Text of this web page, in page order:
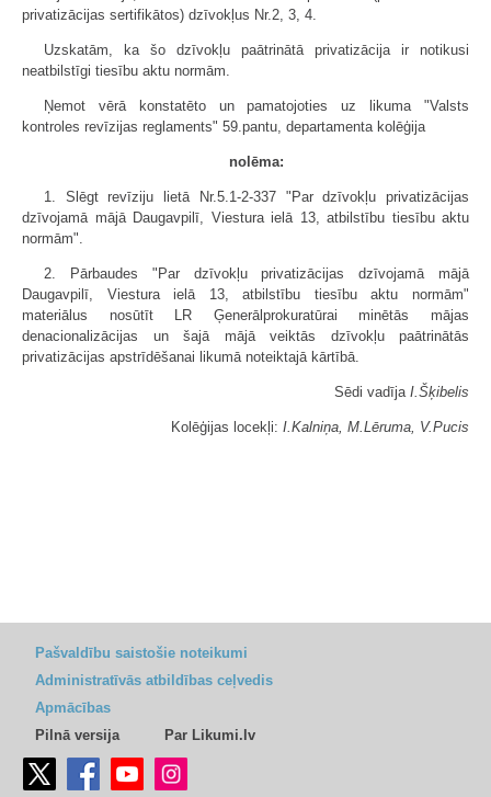
privatizācijas sertifikātos) dzīvokļus Nr.2, 3, 4.
Uzskatām, ka šo dzīvokļu paātrinātā privatizācija ir notikusi
neatbilstīgi tiesību aktu normām.
Ņemot vērā konstatēto un pamatojoties uz likuma "Valsts
kontroles revīzijas reglaments" 59.pantu, departamenta kolēģija
nolēma:
1. Slēgt revīziju lietā Nr.5.1-2-337 "Par dzīvokļu privatizācijas
dzīvojamā mājā Daugavpilī, Viestura ielā 13, atbilstību tiesību aktu
normām".
2. Pārbaudes "Par dzīvokļu privatizācijas dzīvojamā mājā
Daugavpilī, Viestura ielā 13, atbilstību tiesību aktu normām"
materiālus nosūtīt LR Ģenerālprokuratūrai minētās mājas
denacionalizācijas un šajā mājā veiktās dzīvokļu paātrinātās
privatizācijas apstrīdēšanai likumā noteiktajā kārtībā.
Sēdi vadīja I.Šķibelis
Kolēģijas locekļi: I.Kalniņa, M.Lēruma, V.Pucis
Pašvaldību saistošie noteikumi
Administratīvās atbildības ceļvedis
Apmācības
Pilnā versija
Par Likumi.lv